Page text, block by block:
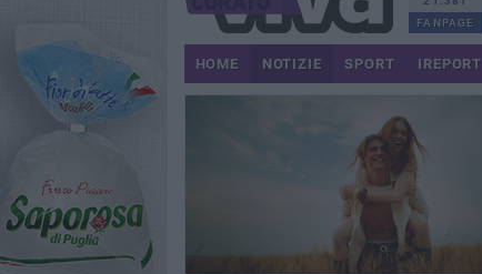
FANPAGE
HOME NOTIZIE SPORT IREPORT